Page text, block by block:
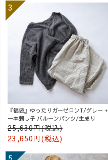
『福袋』ゆったりガーゼロンT/グレー +
一本刺し子 バルーンパンツ/生成り
25,630円(税込)
23,650円(税込)